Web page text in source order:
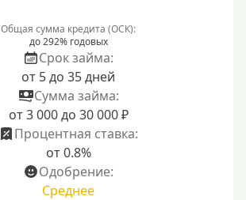
Общая сумма кредита (ОСК):
до 292% годовых
Срок займа:
от 5 до 35 дней
Сумма займа:
от 3 000 до 30 000 ₽
Процентная ставка:
от 0.8%
Одобрение:
Среднее